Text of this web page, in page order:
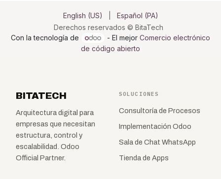
Derechos reservados © BitaTech
English (US) Español (PA)
Con la tecnología de - El mejor Comercio electrónico
de código abierto
BITATECH
Arquitectura digital para
empresas que necesitan
estructura, control y
escalabilidad. Odoo
Official Partner.
SOLUCIONES
Consultoría de Procesos
Implementación Odoo
Sala de Chat WhatsApp
Tienda de Apps